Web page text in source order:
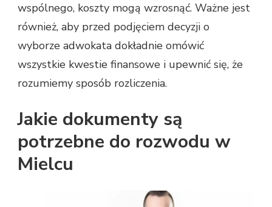
wspólnego, koszty mogą wzrosnąć. Ważne jest
również, aby przed podjęciem decyzji o
wyborze adwokata dokładnie omówić
wszystkie kwestie finansowe i upewnić się, że
rozumiemy sposób rozliczenia.
Jakie dokumenty są
potrzebne do rozwodu w
Mielcu